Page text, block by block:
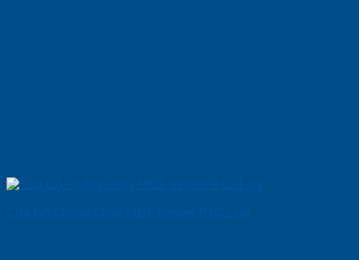
Cửa Gỗ Chống Cháy MDF Veneer P1G1 soi